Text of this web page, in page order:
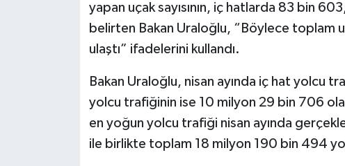
yapan uçak sayısının, iç hatlarda 83 bin
belirten Bakan Uraloğlu, “Böylece toplam
ulaştı” ifadelerini kullandı.
Bakan Uraloğlu, nisan ayında iç hat yolcu
yolcu trafiğinin ise 10 milyon 29 bin 706
en yoğun yolcu trafiği nisan ayında
ile birlikte toplam 18 milyon 190 bin 494